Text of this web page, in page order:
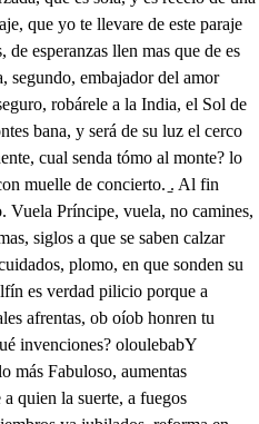
nte, cual senda tómo al monte? lo Esta derecha, rontan: que está ya con muelle de concierto. ̱. Al fin naufragios voy buscando al puerto. Vuela Príncipe, vuela, no camines, que los pasos de amor en las espumas, siglos a que se saben calzar plumas; solo sirve su calma a mis cuidados, plomo, en que sonden su rigor los hados, BIORDIT Así Delfín es verdad pilicio porque a despechos inientas, que hasta navales afrentas, ob oíob honren tu temeridad. DIV El ve disfraces? qué invenciones? oloulebabY confundes escandaloso, que al siglo más Fabuloso, aumentas transformaciones, v que es del ave a quien la suerte, a fuegos solicitados opiliaque e omos los miembros ya jubilados, reforma en fecunda muerte? Joblob ne es del retrato que adnuras, breve espejo del Oriente? cuya luz espira ausente q) el aire en que tu res oispotono no, porque el engaño no sigues de estas fantásticas cumbres hasta que divinas lumbres a humanos aires mitigues? Porque el mar placido irritas, contra las eternas leyes, y a los Antárticos Reyes las esposas de oro quitas? si en Francia, ya su heredero, pudo Grecia aprisionarte porque no intentas prendarte a acciones de Cabellero? irve, asiste, galantea, busca una, y otra ocasión, dale de Primaleón, la vida si la desea. (si sus desvelos sabios, no hallan posibles tus dichas no añadas propias desdichas, Cel fin de ajenos agravios. Deja la gala Española, como el pellico dejaste rma el arnes que olvidas desde la greva a la gola. Doren tu ropa France tantos Soles como lirios y no partas tus martirios, con otros, que no es fineza. so No ofendas tanto decoro, con menos noble ejercicio ni trueques al de Felicio, tu nombre de Artemidoro, Vuelve a tu región medrosa, esta se lua de mentiras, templa a Rosicler las ira deja a mi primo su esposa. ̱. Al fin a esas luces bellas generosa Felisalba, copiado su aliento la alba, miedo influven las estrellas Y debiendo a su hermosura cuanto a sus estudios palma dan, como a mis ansias calm tormentas a tu ventura. surtado te han del Oriente a mal seguras entenas, despreciando en duras venas del Sol, la atención luciente, por la plata del mal mas que cendrada espumosa, de Clorinardo la esposa, vienes en vano a buscar. eja las quejas, pongamos algún medio a estos extremos, como amigos nos tratemos, pues un arte profesamos. De o si De esta arte pues, a esta ciencia, cuan alcazas estoy cierto, mas a mí me ha descubierto, más misterios mi paciencia. Yo adoro (es verdad) yo adoro a Gridonia, tú lo sabes, y que no afecto en tus naves su dueño, ni su te soro No se si sabes, yo lo sé! para tormento mayor, que aqueste cielo de amor, obsido no llega si no la fe, oboro Se que el galán Clorinardo obnoriio vendrá a gustar de este robo bebiendo en gustoso arrobo, la misma luz en que ardo. Quiero a amor obedecer, y su decreto ayudar, lleguemos todos a amar, pretendamos padecer. No entiendo Artemidoro, que pretende tu dolor? Que en el más ardiente amor, venza a la llama el decoro, Que no ame ninguna dama, que adore todo galán, orbom nujio y que ni en leve ademan, zógime omos quien ama, diga que ama cuie ni tno etendo hacer un instante, que ocupe al tiempo las horas, si esto Felisalba ignoras, disimúlalo galante. treeme que amor impide todos estos escarmientos, y con hermosos torentos, humildes soberbias mide. eja los cielos airados, que su curso desenojen, y en nuestra obediencia arrojen, su eterno tema los hados. ve en las fatales sentencias, Felisalba no hay instancias, porque arrastran repugnanci tomo guían obediencias. Que una dama, con razón, no obligue, ni persuada? En suerte tan declarada, culpas los remedios son. que quieres obligar, aún no forzoso en efecto? y congojar el respeto, que no se puede guardar? delo así lo dispuso, perdonad, tú, y Clorinardo, que cuanto de cortes tardo, junto de amante me acuso, Artemidoro, no importa, despierta la niebla oscura, que no es larga tu ventura, cuando la nuestra sea corta. A Felisalba, Felisalba, prima. Que quieres nuevamente desdichado, que venciendo del mar la undosa grima, en la más dulce tierra has naufragado, Clorinardo respondes? ioque Ya me anima tu claro acento en mi confuso estado, vuelve allamarme. Primo. Ya parece, que mi noche a tus Soles desuanece, que monte es este (oh cielos) pavoroso? que mi error en sus nieblas acredita, y en bárbaro, paraje, si ambicioso, freno del mar, su furia no limita, muelle ayer mostró amparos delicioso pueblo de escollos hoy se precipita, afondo tal, que ofrecen sus señales, sino verdad, sospechas infernales. elisalba, que es de esta Astrología, que de los tiempos se arrojó las llaves, sino perdona el tiempo travesía, y el mar se agravia al peso de mis naves, en que estado la Luna padecía, de amiga, y mayor luz, ausencias graves, que burlando la sonda a mi destino, acecho entre la arena el menor lino. ve España es esta (dime) belicosa. dulce en el clima, en la nación bizarra, que hasta la abana, conducí a mi esposa, y me trae de San. Lúcara la barra, y ojalá que a su barra peligrosa, paso pidiera, y que la ociosa amarra, no dispensara en este monte el voto, tan ignorado del mayor piloto. Nación famosa a cuyo largo imperio, grata la eternidad siglos descoge, de cuyo cetro, aquel, y este hemisferio, rayos no huye, cuando abismos boje, cual causa grande? cual mayor misterio, aque tu trato fiel deudas enoje, pudo pudo obligarte en públicos pesares? a quién espuso entre latierra mares? Y vos del alma potestad divina, norte animado mío, en que os ofende, quien mares yerra, tierras peregrina, por luz, que ni le asiste, ni le atiende? si queréis que dé nombre mi ruina, a estos cristales que esta llama enciende, seanme leve mármol las espumas, bajen cénicas, las que suben plumas. Mi indignidad retraten esos ojos, omnipotente causa de mis penas, honren un pecho Real vuestros enojos, servirán al blasón sangre mis venas, pero no así desatendáis despojos; que les libréis el triunfo a estas arenas, desatad los milagros de este agüero, que un Sol me mata, y entre sombras mue donde estoy resaca, he inútil hecho, de la inquietud de la agua, entre dos bren mal menos es, un temporal desecho que el miserable puerto de estas peñas, Felisalba a más hondas da mi pecho, que hartas le duran de su fuego señas, no me dejes por boya a este elemento, que vine envidia, y quedaré escarmiento Ay Prícipe engañado, no es de España, poca fe, que nunca fue poca, ni Armelinda, ni el piélago te engaña; ni fue haber este muelle, ni hoy es roca; cuanto su vista al pensamiento extraña, a ignoradas vengancas te provoca, de Francia es el Delfín quien te ha agraviado, y mis sudores májicos helado. el gran Duque de Armedes la hijaberla peligro amable al mundo fatalmente) adora, y viendo en una, y otra estrella, cuyos aspectos observo eminente, que eterna ley prohibe el merecerla, por más que él tiempo a porfiar lo intente, ya que no envidia, bárbara impaciencia, a los monstruos le instiga de su ciencia, Aleja a todos, porque atodos llama amor, sin que en Gridonia un arpondore, pues como en cuantos ven del Sol la llina. no hay Clorinarda quien su incendio ignore, sin que él lo atienda, nadie oyó la fama, de esta deidad, que humilde no la adore, sin que las iras de sus luces bellas, dignos los juzguen de morir a ellas, en que no siempre, no: no siempre ha sido, la fama el dulce mal de estos errores, un pintor si, que diestros, no advertido, en sombras bastó a hurtar sus esplendores, bastó, si bien el hurto desmentido, en toda la ambición de sus colores, el no responder solo le traslada, en todo lo de más se ve agraviada. De este pues un pincel (que ardió las plumas flecha) iluminó el pecho a Artemidoro. Delfín de Francia, en quien cifró mil sumas de su Herebo, el Májimo tesoro, otro burlando al mar ceños de espumas, farol del Veneciano Bucentoro, a Nápoles rigor fue tan esquivo, que armó en pintado fuego, incendio vivo. De otro en Constantínopla la violencia, teme Primaleón, si no la huye, y bien (como del Sol la breve ausencia, luces en las estrellas sustituye) por las copias que al aire de esta ciencia, Gridonia permitio, rayos influye, con que a las viras que el amor dilata, émula de la hierba, la luz mata. No eres tu mal testigo a estas verdades, pues te obligó un retrato de Armelinda, a afectar en distantes amistades, que impere el Ganjes, loque el lebro alino a mí aque inflejibles voluntades, del Reino Aragones al tuyo riuda, más temo Clorinardo en lo que vemos, que en el acierto mismo nos perdemos. Porque la mira Artemidoro pone, estorbar unos, y otros casamientos viendo que el hado su decreto opone, al presumido fin de sus intentos, con esto pues, si no es que a más dispone, la turbación de tantos elementos, tu esposa roba en este despoblado, a fuerza de sus artes fabricado. Entre estos igualmente, varios casos, que ahora ofenderte pueden referidos, de Rosicler los más que errantes pasa lleva a esta indigna hazaña conducidos, su ciencia te ocasiona estos fracasos, estos montes que miras, son mentidos, la verdad sola es, que en este punto, honra te usurpa, esposa, y quietud junto. Viven los cielos, Clorinardo, viven mucho empero permiten, no a las quejas el tiempo des, que vanos las reciben en si los aires, mira que te alejas de tu deseo, y temo que te priven las mismas ansias, que a los ecos de en estas rocas, de mejor remedio, corre, que un mundo se te pone enmedio Vamos, mas vive el cielo, repetido de mal jurado, Felisalba hermosa, que si temeridades a atrevido, no a la prisión, al gusto de mi Esposa, sangres, y aguas en mísero alarido, dan han de faltar a su nación briosa. que mi brazo derrame, y den sus ojos, para alago cruel de mis enos. Presto Príncipe, presto, que ya siento moverse el monte, y temo nuevo engaño, Venced, no el aire solo, de pensamiento iréis a ver, mas no a evitar el daño, tu Rosicler, a quien gallardo el viento, lienzos dilata sigue el desengaño, verás estas riberas victoriosas, a donde vengo a obrar mayores cosas, Breve constelación me dio cuidado, ya pasó; ya Gridonia es imposible Rosicler, que sea tuya, cuando